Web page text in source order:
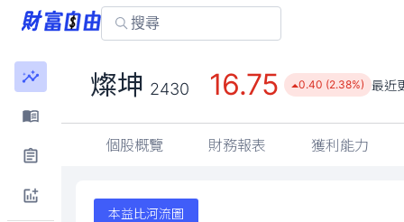
燦坤 2430 16.75 0.40 (2.38%) 最近
個股概覽 財務報表 獲利能力
本益比河流圖